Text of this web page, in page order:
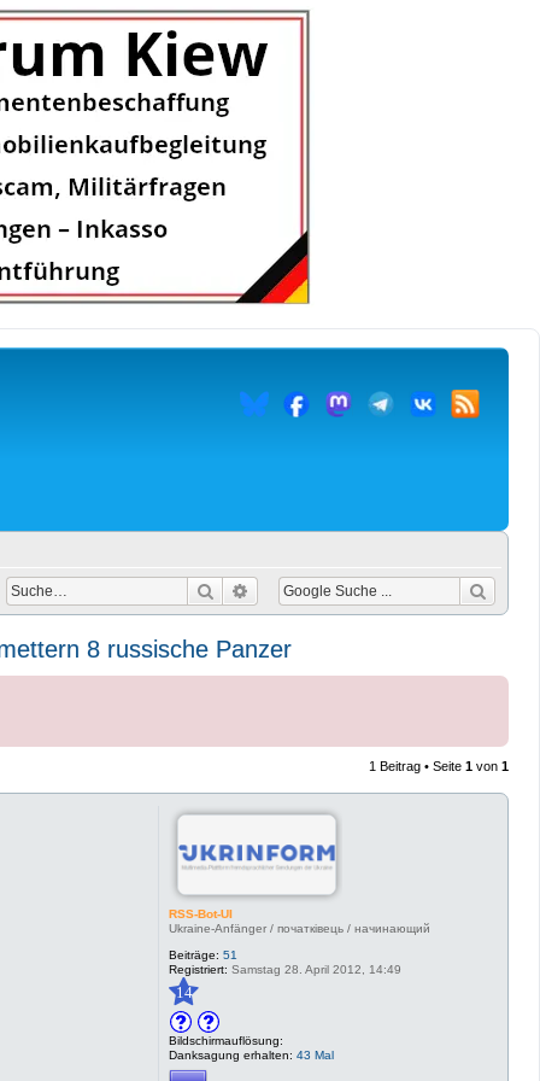
Suche Erweiterte Suche
8 russische Panzer
1 Beitrag • Seite 1 von 1
RSS-Bot-UI
Ukraine-Anfänger / початківець / начинающий
Beiträge: 51
Registriert: Samstag 28. April 2012, 14:49
14
Bildschirmauflösung:
Danksagung erhalten: 43 Mal